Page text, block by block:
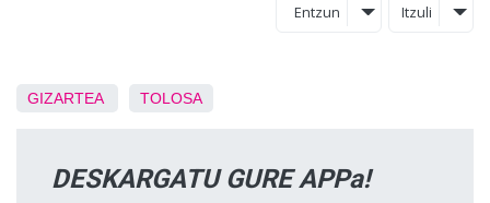
Entzun Itzuli
GIZARTEA TOLOSA
DESKARGATU GURE APPa!